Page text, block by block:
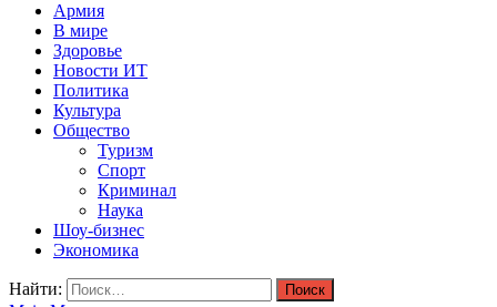
Армия
В мире
Здоровье
Новости ИТ
Политика
Культура
Общество
Туризм
Спорт
Криминал
Наука
Шоу-бизнес
Экономика
Найти: